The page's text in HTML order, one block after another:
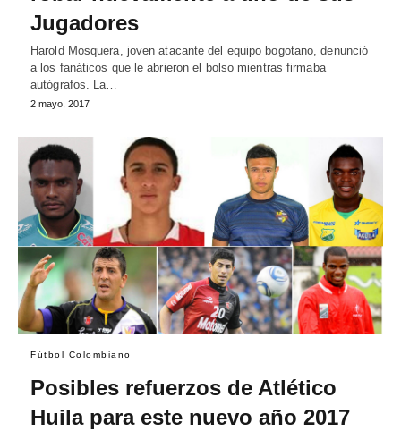
Jugadores
Harold Mosquera, joven atacante del equipo bogotano, denunció
a los fanáticos que le abrieron el bolso mientras firmaba
autógrafos. La…
2 mayo, 2017
Fútbol Colombiano
Posibles refuerzos de Atlético
Huila para este nuevo año 2017